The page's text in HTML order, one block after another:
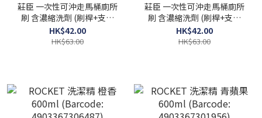
莊臣 一次性可沖走馬桶廁所
刷 含濃縮洗劑 (刷桿+支架
+替換刷頭4只) 白花香
Handle+Holder+ 4Refill
HK$42.00
HK$63.00
莊臣 一次性可沖走馬桶廁所
刷 含濃縮洗劑 (刷桿+支架
+替換刷頭4只) 花皂香
Handle+Holder+ 4Refill
HK$42.00
HK$63.00